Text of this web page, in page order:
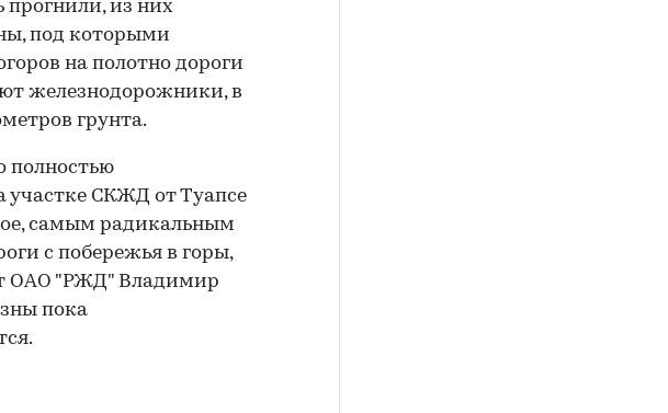
прогнили, из них
под которыми
на полотно дороги
железнодорожники, в
грунта.
полностью
участке СКЖД от Туапсе
самым радикальным
с побережья в горы,
ОАО "РЖД" Владимир
пока